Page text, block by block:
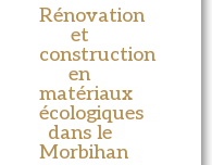
Rénovation
et
construction
en
matériaux
écologiques
dans le
Morbihan